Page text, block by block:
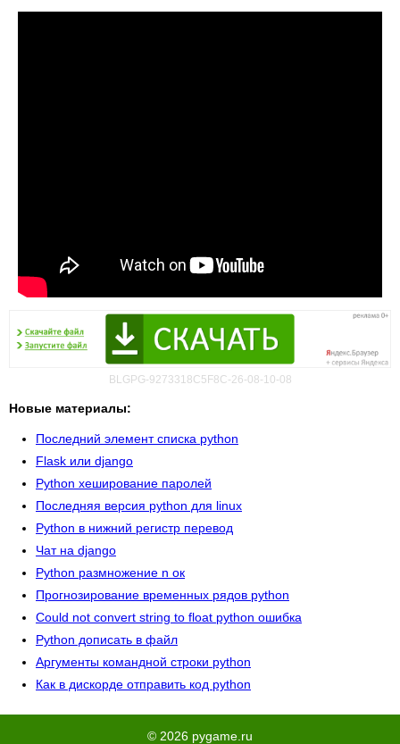
BLGPG-9273318C5F8C-26-08-10-08
Новые материалы:
Последний элемент списка python
Flask или django
Python хеширование паролей
Последняя версия python для linux
Python в нижний регистр перевод
Чат на django
Python размножение n ок
Прогнозирование временных рядов python
Could not convert string to float python ошибка
Python дописать в файл
Аргументы командной строки python
Как в дискорде отправить код python
© 2026 pygame.ru